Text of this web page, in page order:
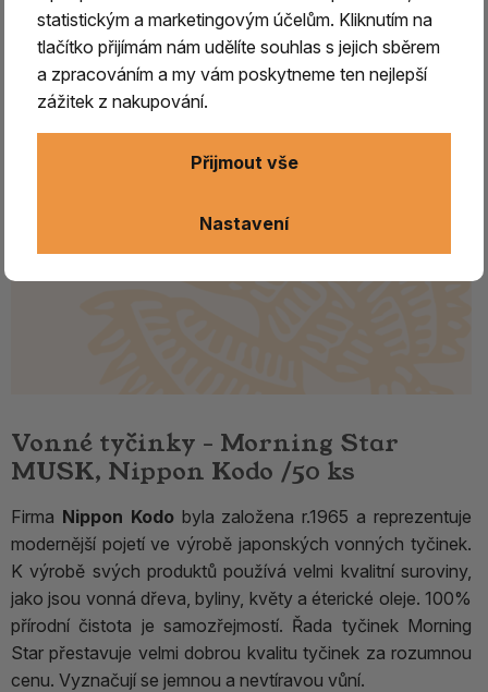
Vonné tyčinky - Morning Star
MUSK, Nippon Kodo /50 ks
Firma Nippon Kodo byla založena r.1965 a reprezentuje
modernější pojetí ve výrobě japonských vonných tyčinek.
K výrobě svých produktů používá velmi kvalitní suroviny,
jako jsou vonná dřeva, byliny, květy a éterické oleje. 100%
přírodní čistota je samozřejmostí. Řada tyčinek Morning
Star přestavuje velmi dobrou kvalitu tyčinek za rozumnou
cenu. Vyznačují se jemnou a nevtíravou vůní.
statistickým a marketingovým účelům. Kliknutím na
tlačítko přijímám nám udělíte souhlas s jejich sběrem
a zpracováním a my vám poskytneme ten nejlepší
zážitek z nakupování.
Nastavení
Přijmout vše